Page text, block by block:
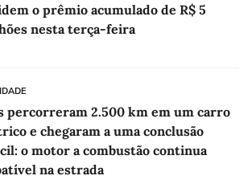
o prêmio acumulado de R$ 5
nesta terça-feira
percorreram 2.500 km em um carro
e chegaram a uma conclusão
o motor a combustão continua
na estrada